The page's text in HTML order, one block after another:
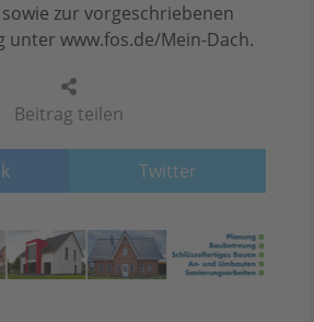
Beitrag teilen
Twitter
zur vorgeschriebenen
unter www.fos.de/Mein-Dach.